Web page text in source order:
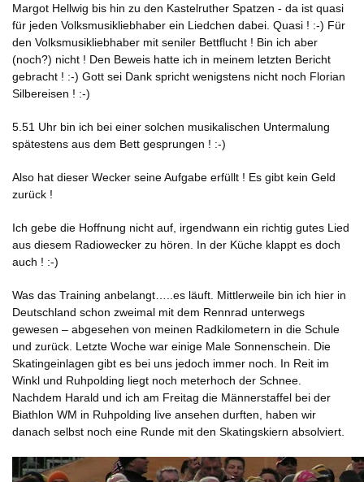
Margot Hellwig bis hin zu den Kastelruther Spatzen - da ist quasi
für jeden Volksmusikliebhaber ein Liedchen dabei. Quasi ! :-) Für
den Volksmusikliebhaber mit seniler Bettflucht ! Bin ich aber
(noch?) nicht ! Den Beweis hatte ich in meinem letzten Bericht
gebracht ! :-) Gott sei Dank spricht wenigstens nicht noch Florian
Silbereisen ! :-)
5.51 Uhr bin ich bei einer solchen musikalischen Untermalung
spätestens aus dem Bett gesprungen ! :-)
Also hat dieser Wecker seine Aufgabe erfüllt ! Es gibt kein Geld
zurück !
Ich gebe die Hoffnung nicht auf, irgendwann ein richtig gutes Lied
aus diesem Radiowecker zu hören. In der Küche klappt es doch
auch ! :-)
Was das Training anbelangt…..es läuft. Mittlerweile bin ich hier in
Deutschland schon zweimal mit dem Rennrad unterwegs
gewesen – abgesehen von meinen Radkilometern in die Schule
und zurück. Letzte Woche war einige Male Sonnenschein. Die
Skatingeinlagen gibt es bei uns jedoch immer noch. In Reit im
Winkl und Ruhpolding liegt noch meterhoch der Schnee.
Nachdem Harald und ich am Freitag die Männerstaffel bei der
Biathlon WM in Ruhpolding live ansehen durften, haben wir
danach selbst noch eine Runde mit den Skatingskiern absolviert.